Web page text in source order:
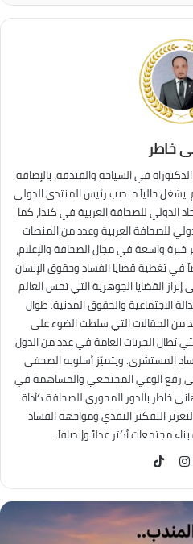
خاطر
في السياحة والفندقة، بالإضافة
يشغل حالياً منصب رئيس المنتدى الدولى
الدولي للصحافة العربية في كندا، كما
للصحافة العربية وعدد من المنصات
خبرة واسعة في مجال الصحافة والإعلام،
تغطية قضايا الفساد وحقوق الإنسان
القضايا الجوهرية التي تمس العالم
الاجتماعية والحقوق المدنية. طوال
من المقالات التي سلطت الضوء على
تطال الحريات العامة في عدد من الدول
المستشري. ويتميّز أسلوبه الصحفي
إلى رفع الوعي المجتمعي والمساهمة في
خاطر بالدور المحوري للصحافة كأداة
التفكير النقدي ومواجهة الفساد
مجتمعات أكثر عدلاً وإنصافاً.